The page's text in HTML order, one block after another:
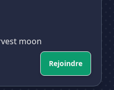
moon
Rejoindre